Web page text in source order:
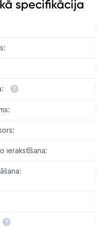
specifikācija
ierakstīšana: